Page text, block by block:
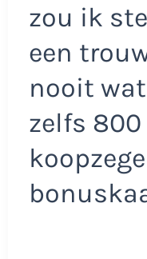
zou ik
een
nooit
zelfs